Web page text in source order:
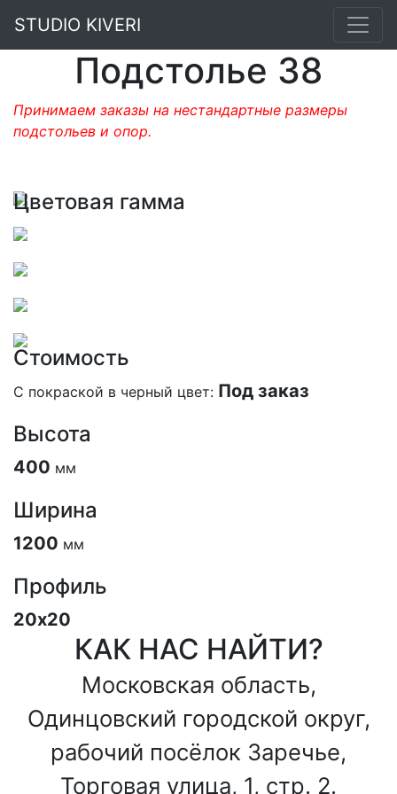
STUDIO KIVERI
Подстолье 38
Принимаем заказы на нестандартные размеры
подстольев и опор.
Цветовая гамма
Стоимость
С покраской в черный цвет: Под заказ
Высота
400 мм
Ширина
1200 мм
Профиль
20х20
КАК НАС НАЙТИ?
Московская область,
Одинцовский городской округ,
рабочий посёлок Заречье,
Торговая улица, 1, стр. 2.